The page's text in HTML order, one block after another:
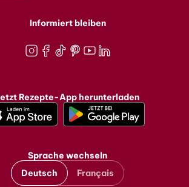
Informiert bleiben
Rezepte-App herunterladen
Sprache wechseln
Deutsch
Français